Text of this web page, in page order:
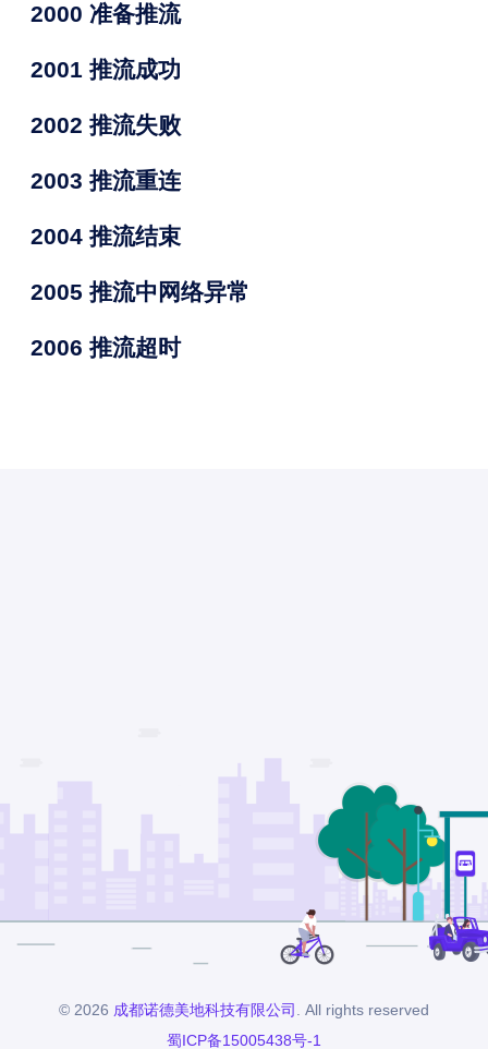
2000 准备推流
2001 推流成功
2002 推流失败
2003 推流重连
2004 推流结束
2005 推流中网络异常
2006 推流超时
© 2026 成都诺德美地科技有限公司
. All rights reserved
蜀ICP备15005438号-1